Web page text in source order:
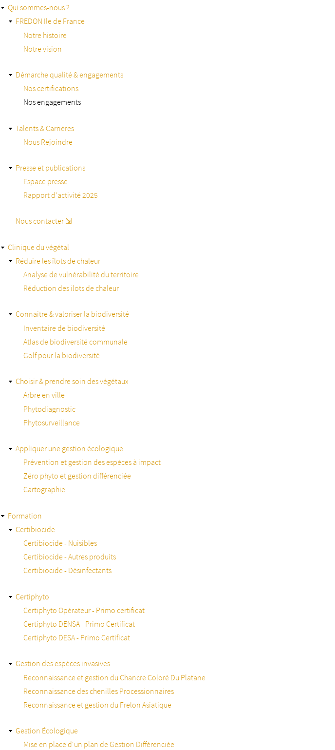
Aller
au
contenu
Qui sommes-nous ?
FREDON Ile de France
Notre histoire
Notre vision
Démarche qualité & engagements
Nos certifications
Nos engagements
Talents & Carrières
Nous Rejoindre
Presse et publications
Espace presse
Rapport d’activité 2025
Nous contacter ⇲
Clinique du végétal
Réduire les îlots de chaleur
Analyse de vulnérabilité du territoire
Réduction des ilots de chaleur
Connaitre & valoriser la biodiversité
Inventaire de biodiversité
Atlas de biodiversité communale
Golf pour la biodiversité
Choisir & prendre soin des végétaux
Arbre en ville
Phytodiagnostic
Phytosurveillance
Appliquer une gestion écologique
Prévention et gestion des espèces à impact
Zéro phyto et gestion différenciée
Cartographie
Formation
Certibiocide
Certibiocide - Nuisibles
Certibiocide - Autres produits
Certibiocide - Désinfectants
Certiphyto
Certiphyto Opérateur - Primo certificat
Certiphyto DENSA - Primo Certificat
Certiphyto DESA - Primo Certificat
Gestion des espèces invasives
Reconnaissance et gestion du Chancre Coloré Du Platane
Reconnaissance des chenilles Processionnaires
Reconnaissance et gestion du Frelon Asiatique
Gestion Écologique
Mise en place d'un plan de Gestion Différenciée